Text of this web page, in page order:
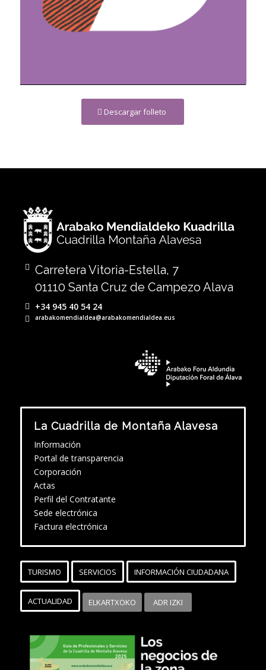
Descargar folleto
Carretera Vitoria-Estella, 7
01110 Santa Cruz de Campezo Alava
+34 945 40 54 24
arabakomendialdea@arabakomendialdea.eus
La Cuadrilla de Montaña Alavesa
Información
Portal de transparencia
Corporación
Actas
Perfil del Contratante
Sede electrónica
Factura electrónica
TURISMO SERVICIOS INFORMACIÓN CIUDADANA
ACTUALIDAD ELKARTXOKO ADR IZKI